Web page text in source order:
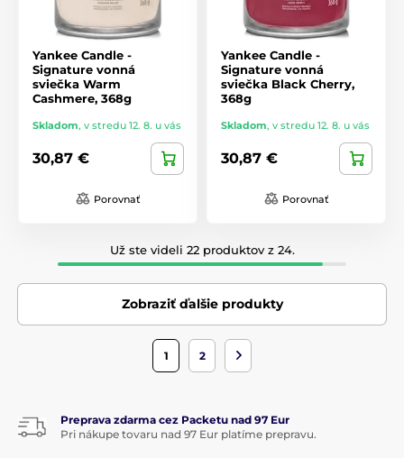
Yankee Candle -
Signature vonná
sviečka Warm
Cashmere, 368g
Skladom, v stredu 12. 8. u vás
30,87 €
Porovnať
Yankee Candle -
Signature vonná
sviečka Black Cherry,
368g
Skladom, v stredu 12. 8. u vás
30,87 €
Porovnať
Už ste videli 22 produktov z 24.
Zobraziť ďalšie produkty
1 2
Preprava zdarma cez Packetu nad 97 Eur
Pri nákupe tovaru nad 97 Eur platíme prepravu.